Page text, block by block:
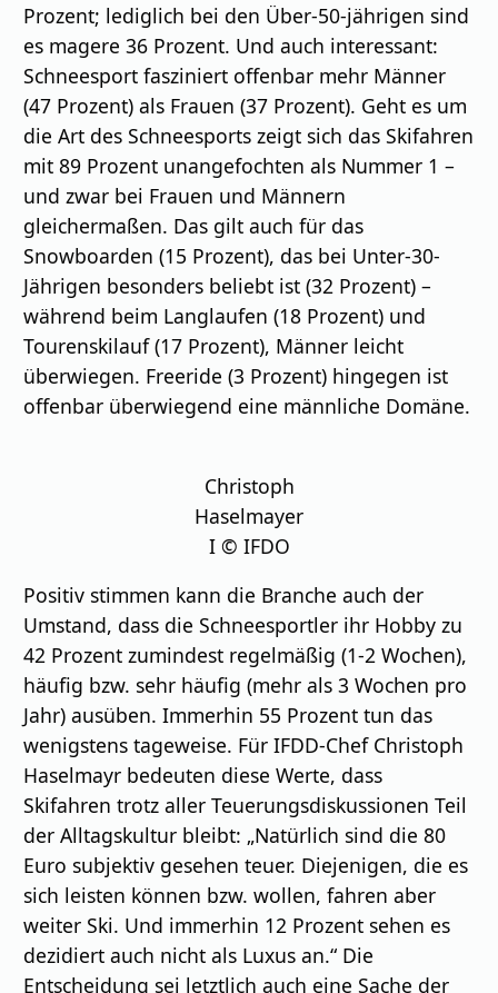
Prozent; lediglich bei den Über-50-jährigen sind
es magere 36 Prozent. Und auch interessant:
Schneesport fasziniert offenbar mehr Männer
(47 Prozent) als Frauen (37 Prozent). Geht es um
die Art des Schneesports zeigt sich das Skifahren
mit 89 Prozent unangefochten als Nummer 1 –
und zwar bei Frauen und Männern
gleichermaßen. Das gilt auch für das
Snowboarden (15 Prozent), das bei Unter-30-
Jährigen besonders beliebt ist (32 Prozent) –
während beim Langlaufen (18 Prozent) und
Tourenskilauf (17 Prozent), Männer leicht
überwiegen. Freeride (3 Prozent) hingegen ist
offenbar überwiegend eine männliche Domäne.
Christoph
Haselmayer
I © IFDO
Positiv stimmen kann die Branche auch der
Umstand, dass die Schneesportler ihr Hobby zu
42 Prozent zumindest regelmäßig (1-2 Wochen),
häufig bzw. sehr häufig (mehr als 3 Wochen pro
Jahr) ausüben. Immerhin 55 Prozent tun das
wenigstens tageweise. Für IFDD-Chef Christoph
Haselmayr bedeuten diese Werte, dass
Skifahren trotz aller Teuerungsdiskussionen Teil
der Alltagskultur bleibt: „Natürlich sind die 80
Euro subjektiv gesehen teuer. Diejenigen, die es
sich leisten können bzw. wollen, fahren aber
weiter Ski. Und immerhin 12 Prozent sehen es
dezidiert auch nicht als Luxus an.“ Die
Entscheidung sei letztlich auch eine Sache der